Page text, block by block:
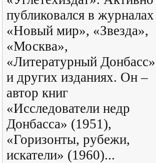
публиковался в журналах
«Новый мир», «Звезда»,
«Москва»,
«Литературный Донбасс»
и других изданиях. Он –
автор книг
«Исследователи недр
Донбасса» (1951),
«Горизонты, рубежи,
искатели» (1960)...